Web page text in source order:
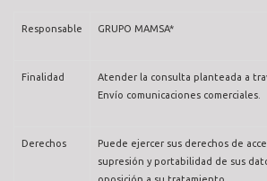
Responsable GRUPO MAMSA*
Finalidad
Atender la consulta planteada a
Envío comunicaciones comerciales.
Derechos
Puede ejercer sus derechos de
supresión y portabilidad de sus